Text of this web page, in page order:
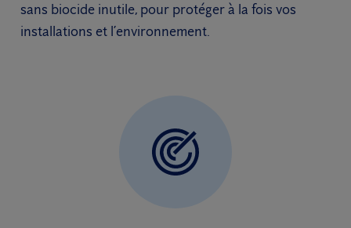
sans biocide inutile, pour protéger à la fois vos
installations et l’environnement.